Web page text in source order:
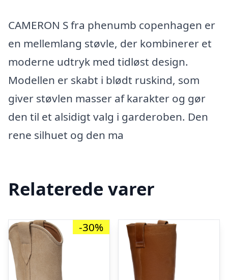
CAMERON S fra phenumb copenhagen er
en mellemlang støvle, der kombinerer et
moderne udtryk med tidløst design.
Modellen er skabt i blødt ruskind, som
giver støvlen masser af karakter og gør
den til et alsidigt valg i garderoben. Den
rene silhuet og den ma
Relaterede varer
-30%